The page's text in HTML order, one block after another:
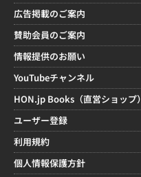
広告掲載のご案内
賛助会員のご案内
情報提供のお願い
YouTubeチャンネル
HON.jp Books（直営ショップ）
ユーザー登録
利用規約
個人情報保護方針